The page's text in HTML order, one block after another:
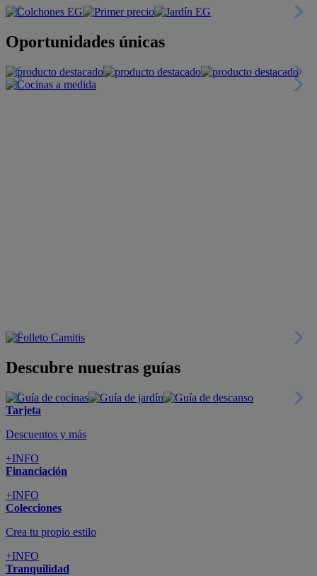
Oportunidades únicas
Descubre nuestras guías
Tarjeta
Descuentos y más
+INFO
Financiación
+INFO
Colecciones
Crea tu propio estilo
+INFO
Tranquilidad